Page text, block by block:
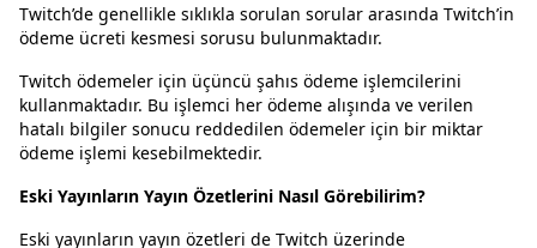
Twitch’de genellikle sıklıkla sorulan sorular arasında Twitch’in
ödeme ücreti kesmesi sorusu bulunmaktadır.
Twitch ödemeler için üçüncü şahıs ödeme işlemcilerini
kullanmaktadır. Bu işlemci her ödeme alışında ve verilen
hatalı bilgiler sonucu reddedilen ödemeler için bir miktar
ödeme işlemi kesebilmektedir.
Eski Yayınların Yayın Özetlerini Nasıl Görebilirim?
Eski yayınların yayın özetleri de Twitch üzerinde